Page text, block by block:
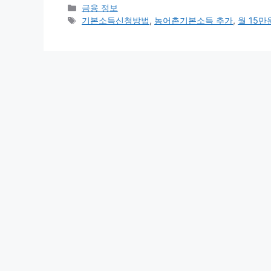
카
테
금융 정보
태
기본소득신청방법, 농어촌기본소득 추가, 월 15만